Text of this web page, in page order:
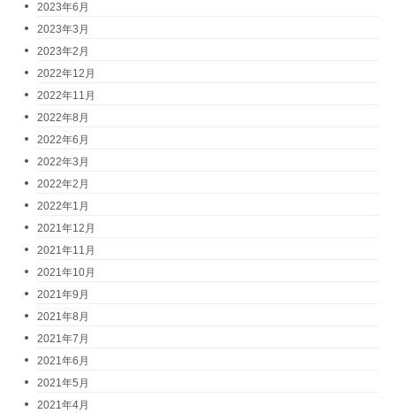
2023年6月
2023年3月
2023年2月
2022年12月
2022年11月
2022年8月
2022年6月
2022年3月
2022年2月
2022年1月
2021年12月
2021年11月
2021年10月
2021年9月
2021年8月
2021年7月
2021年6月
2021年5月
2021年4月